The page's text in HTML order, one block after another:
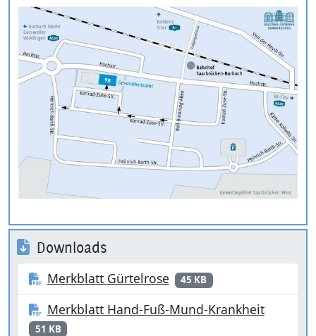
Downloads
Merkblatt Gürtelrose 45 KB
Merkblatt Hand-Fuß-Mund-Krankheit
51 KB